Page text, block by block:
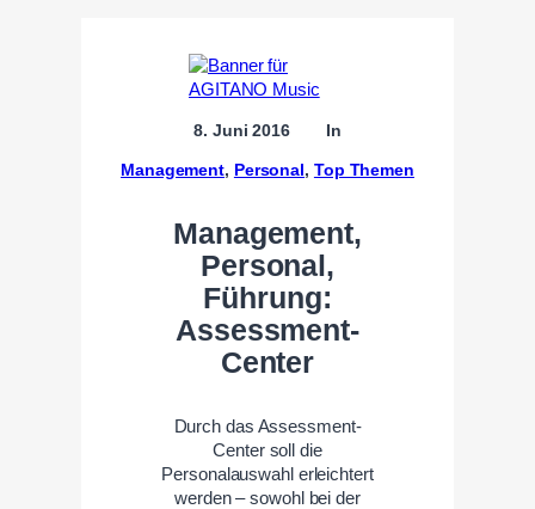
8. Juni 2016 In
Management, Personal, Top Themen
Management,
Personal,
Führung:
Assessment-
Center
Durch das Assessment-
Center soll die
Personalauswahl erleichtert
werden – sowohl bei der